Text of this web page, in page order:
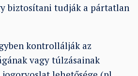
biztosítani tudják a pártatlan
kontrollálják az
vagy túlzásainak